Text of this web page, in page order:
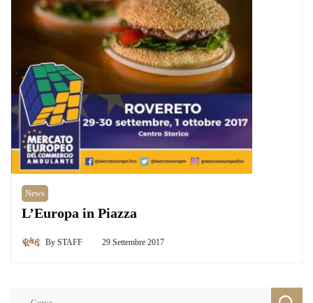
News
L’Europa in Piazza
By STAFF 29 Settembre 2017